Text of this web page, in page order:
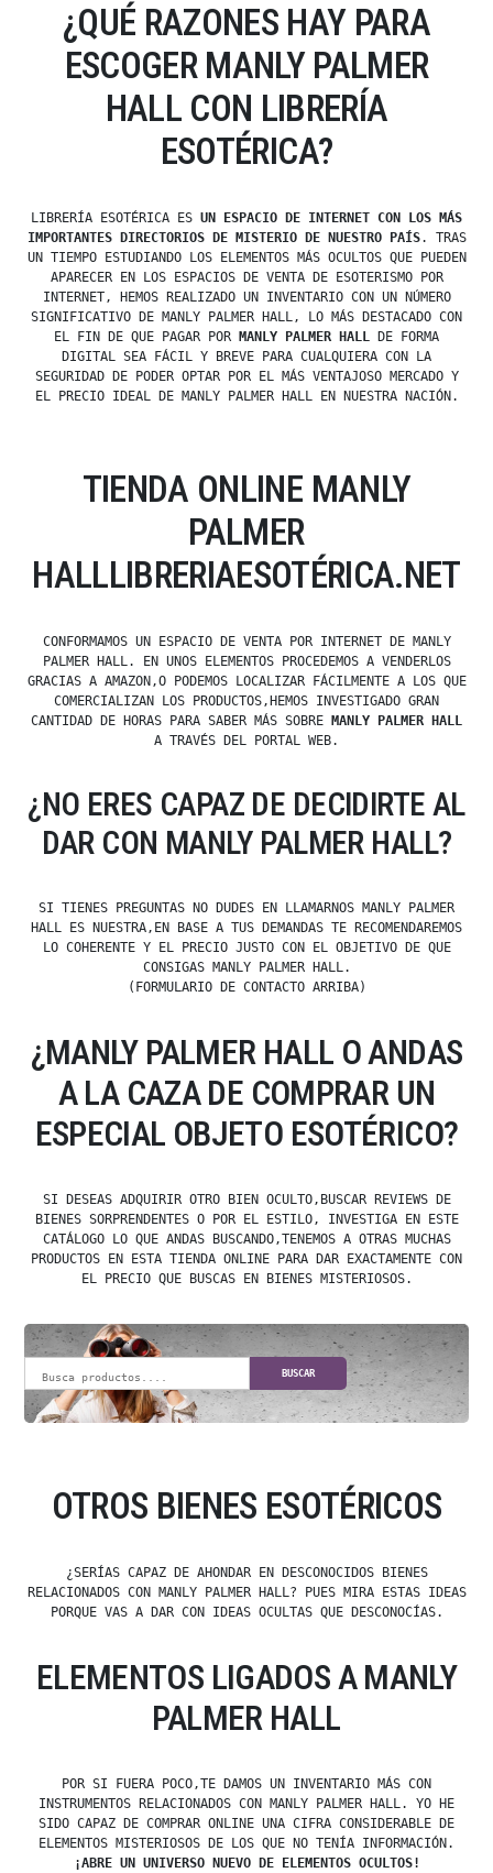
¿QUÉ RAZONES HAY PARA
ESCOGER MANLY PALMER
HALL CON LIBRERÍA
ESOTÉRICA?
LIBRERÍA ESOTÉRICA ES UN ESPACIO DE INTERNET CON LOS MÁS
IMPORTANTES DIRECTORIOS DE MISTERIO DE NUESTRO PAÍS. TRAS
UN TIEMPO ESTUDIANDO LOS ELEMENTOS MÁS OCULTOS QUE PUEDEN
APARECER EN LOS ESPACIOS DE VENTA DE ESOTERISMO POR
INTERNET, HEMOS REALIZADO UN INVENTARIO CON UN NÚMERO
SIGNIFICATIVO DE MANLY PALMER HALL, LO MÁS DESTACADO CON
EL FIN DE QUE PAGAR POR
MANLY PALMER HALL DE FORMA
DIGITAL SEA FÁCIL Y BREVE PARA CUALQUIERA CON LA
SEGURIDAD DE PODER OPTAR POR EL MÁS VENTAJOSO MERCADO Y
EL PRECIO IDEAL DE MANLY PALMER HALL EN NUESTRA NACIÓN.
TIENDA ONLINE MANLY
PALMER
HALLLIBRERIAESOTÉRICA.NET
CONFORMAMOS UN ESPACIO DE VENTA POR INTERNET DE MANLY
PALMER HALL. EN UNOS ELEMENTOS PROCEDEMOS A VENDERLOS
GRACIAS A AMAZON,O PODEMOS LOCALIZAR FÁCILMENTE A LOS QUE
COMERCIALIZAN LOS PRODUCTOS,HEMOS INVESTIGADO GRAN
CANTIDAD DE HORAS PARA SABER MÁS SOBRE
MANLY PALMER HALL
A TRAVÉS DEL PORTAL WEB.
¿NO ERES CAPAZ DE DECIDIRTE AL
DAR CON MANLY PALMER HALL?
SI TIENES PREGUNTAS NO DUDES EN LLAMARNOS MANLY PALMER
HALL ES NUESTRA,EN BASE A TUS DEMANDAS TE RECOMENDAREMOS
LO COHERENTE Y EL PRECIO JUSTO CON EL OBJETIVO DE QUE
CONSIGAS MANLY PALMER HALL.
(FORMULARIO DE CONTACTO ARRIBA)
¿MANLY PALMER HALL O ANDAS
A LA CAZA DE COMPRAR UN
ESPECIAL OBJETO ESOTÉRICO?
SI DESEAS ADQUIRIR OTRO BIEN OCULTO,BUSCAR REVIEWS DE
BIENES SORPRENDENTES O POR EL ESTILO, INVESTIGA EN ESTE
CATÁLOGO LO QUE ANDAS BUSCANDO,TENEMOS A OTRAS MUCHAS
PRODUCTOS EN ESTA TIENDA ONLINE PARA DAR EXACTAMENTE CON
EL PRECIO QUE BUSCAS EN BIENES MISTERIOSOS.
BUSCAR
OTROS BIENES ESOTÉRICOS
¿SERÍAS CAPAZ DE AHONDAR EN DESCONOCIDOS BIENES
RELACIONADOS CON MANLY PALMER HALL? PUES MIRA ESTAS IDEAS
PORQUE VAS A DAR CON IDEAS OCULTAS QUE DESCONOCÍAS.
ELEMENTOS LIGADOS A MANLY
PALMER HALL
POR SI FUERA POCO,TE DAMOS UN INVENTARIO MÁS CON
INSTRUMENTOS RELACIONADOS CON MANLY PALMER HALL. YO HE
SIDO CAPAZ DE COMPRAR ONLINE UNA CIFRA CONSIDERABLE DE
ELEMENTOS MISTERIOSOS DE LOS QUE NO TENÍA INFORMACIÓN.
¡ABRE UN UNIVERSO NUEVO DE ELEMENTOS OCULTOS!